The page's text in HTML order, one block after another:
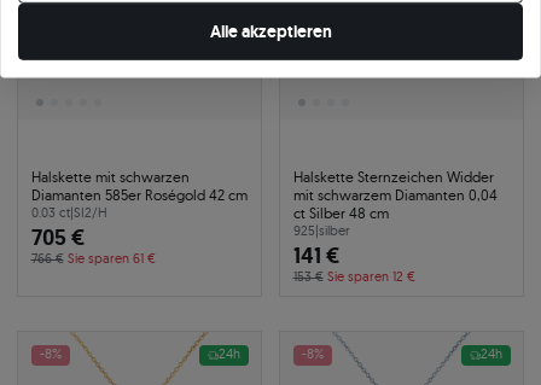
Halskette mit schwarzen
Diamanten 585er Roségold 42 cm
0.03 ct|SI2/H
705 €
766 € Sie sparen 61 €
Halskette Sternzeichen Widder
mit schwarzem Diamanten 0,04
ct Silber 48 cm
925|silber
141 €
153 € Sie sparen 12 €
-8% 24h -8% 24h
Alle akzeptieren